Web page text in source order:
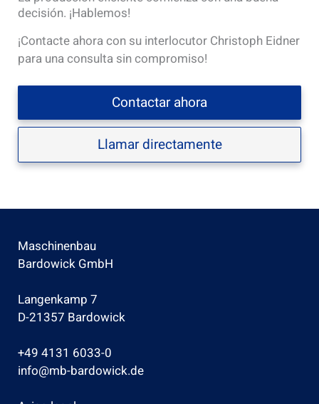
decisión. ¡Hablemos!
¡Contacte ahora con su interlocutor Christoph Eidner
para una consulta sin compromiso!
Contactar ahora
Llamar directamente
Maschinenbau
Bardowick GmbH
Langenkamp 7
D-21357 Bardowick
+49 4131 6033-0
info@mb-bardowick.de